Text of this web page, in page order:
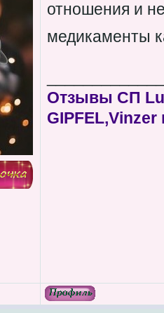
отношения и
медикаменты
Отзывы СП
GIPFEL,Vinzer